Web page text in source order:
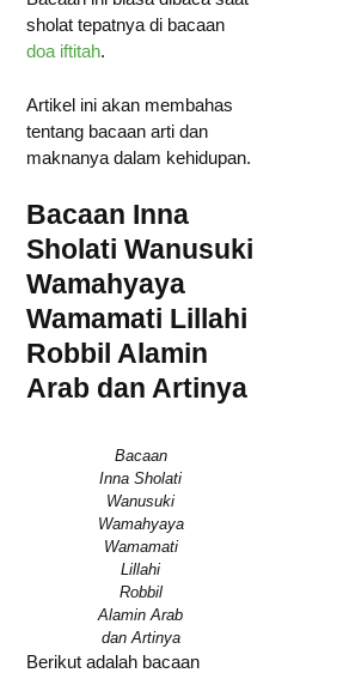
sholat tepatnya di bacaan
doa iftitah.
Artikel ini akan membahas
tentang bacaan arti dan
maknanya dalam kehidupan.
Bacaan Inna
Sholati Wanusuki
Wamahyaya
Wamamati Lillahi
Robbil Alamin
Arab dan Artinya
Bacaan
Inna Sholati
Wanusuki
Wamahyaya
Wamamati
Lillahi
Robbil
Alamin Arab
dan Artinya
Berikut adalah bacaan